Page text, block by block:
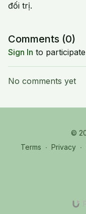
đối trị.
Comments (0)
Sign In to
No comments yet
©
Terms ∙ Privacy ∙